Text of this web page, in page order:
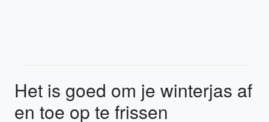
Het is goed om je winterjas af
en toe op te frissen